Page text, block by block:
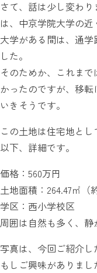
さて、話は少し変わり
は、中京学院大学の近
大学がある間は、通
した。
そのためか、これま
かったのですが、移
いきそうです。
この土地は住宅地とし
以下、詳細です。
価格：560万円
土地面積：264.47㎡（
学区：西小学校区
周囲は自然も多く、静
写真は、今回ご紹介し
もしご興味がありま